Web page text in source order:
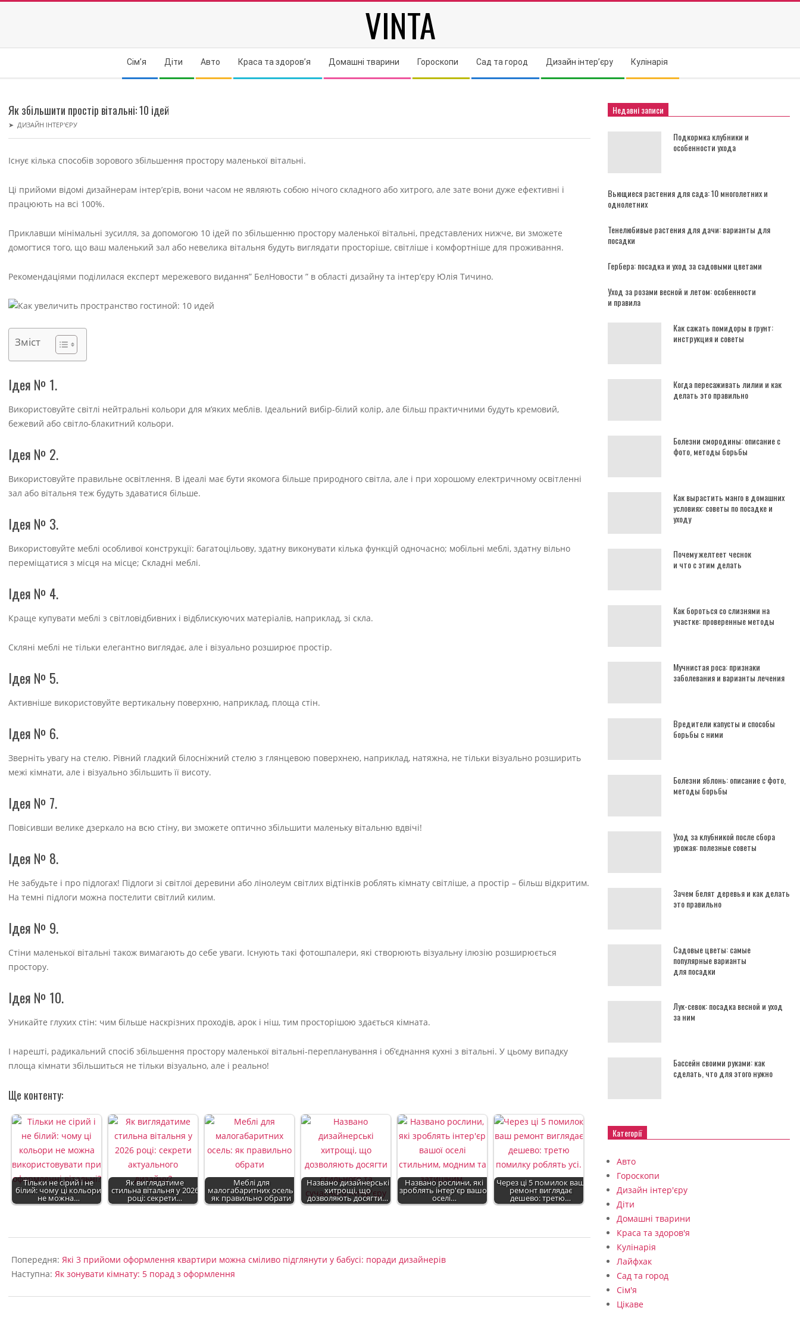
VINTA
Сім’я Діти Авто Краса та здоров’я Домашні тварини Гороскопи Сад та город Дизайн інтер’єру Кулінарія
Як збільшити простір вітальні: 10 ідей
➤ ДИЗАЙН ІНТЕР'ЄРУ
Існує кілька способів зорового збільшення простору маленької вітальні.
Ці прийоми відомі дизайнерам інтер’єрів, вони часом не являють собою нічого складного або хитрого, але зате вони дуже ефективні і
працюють на всі 100%.
Приклавши мінімальні зусилля, за допомогою 10 ідей по збільшенню простору маленької вітальні, представлених нижче, ви зможете
домогтися того, що ваш маленький зал або невелика вітальня будуть виглядати просторіше, світліше і комфортніше для проживання.
Рекомендаціями поділилася експерт мережевого видання” БелНовости ” в області дизайну та інтер’єру Юлія Тичино.
Зміст
Ідея № 1.
Використовуйте світлі нейтральні кольори для м’яких меблів. Ідеальний вибір-білий колір, але більш практичними будуть кремовий,
бежевий або світло-блакитний кольори.
Ідея № 2.
Використовуйте правильне освітлення. В ідеалі має бути якомога більше природного світла, але і при хорошому електричному освітленні
зал або вітальня теж будуть здаватися більше.
Ідея № 3.
Використовуйте меблі особливої конструкції: багатоцільову, здатну виконувати кілька функцій одночасно; мобільні меблі, здатну вільно
переміщатися з місця на місце; Складні меблі.
Ідея № 4.
Краще купувати меблі з світловідбивних і відблискуючих матеріалів, наприклад, зі скла.
Скляні меблі не тільки елегантно виглядає, але і візуально розширює простір.
Ідея № 5.
Активніше використовуйте вертикальну поверхню, наприклад, площа стін.
Ідея № 6.
Зверніть увагу на стелю. Рівний гладкий білосніжний стелю з глянцевою поверхнею, наприклад, натяжна, не тільки візуально розширить
межі кімнати, але і візуально збільшить її висоту.
Ідея № 7.
Повісивши велике дзеркало на всю стіну, ви зможете оптично збільшити маленьку вітальню вдвічі!
Ідея № 8.
Не забудьте і про підлогах! Підлоги зі світлої деревини або лінолеум світлих відтінків роблять кімнату світліше, а простір – більш відкритим.
На темні підлоги можна постелити світлий килим.
Ідея № 9.
Стіни маленької вітальні також вимагають до себе уваги. Існують такі фотошпалери, які створюють візуальну ілюзію розширюється
простору.
Ідея № 10.
Уникайте глухих стін: чим більше наскрізних проходів, арок і ніш, тим просторішою здається кімната.
І нарешті, радикальний спосіб збільшення простору маленької вітальні-перепланування і об’єднання кухні з вітальні. У цьому випадку
площа кімнати збільшиться не тільки візуально, але і реально!
Ще контенту:
Тільки не сірий і не
білий: чому ці кольори
не можна…
Як виглядатиме
стильна вітальня у 2026
році: секрети…
Меблі для
малогабаритних осель:
як правильно обрати
Названо дизайнерські
хитрощі, що
дозволяють досягти…
Названо рослини, які
зроблять інтер'єр вашої
оселі…
Через ці 5 помилок ваш
ремонт виглядає
дешево: третю…
09-
04
Попередня: Які 3 прийоми оформлення квартири можна сміливо підглянути у бабусі: поради дизайнерів
Наступна: Як зонувати кімнату: 5 порад з оформлення
Недавні записи
Подкормка клубники и
особенности ухода
Вьющиеся растения для сада: 10 многолетних и
однолетних
Тенелюбивые растения для дачи: варианты для
посадки
Гербера: посадка и уход за садовыми цветами
Уход за розами весной и летом: особенности
и правила
Как сажать помидоры в грунт:
инструкция и советы
Когда пересаживать лилии и как
делать это правильно
Болезни смородины: описание с
фото, методы борьбы
Как вырастить манго в домашних
условиях: советы по посадке и
уходу
Почему желтеет чеснок
и что с этим делать
Как бороться со слизнями на
участке: проверенные методы
Мучнистая роса: признаки
заболевания и варианты лечения
Вредители капусты и способы
борьбы с ними
Болезни яблонь: описание с фото,
методы борьбы
Уход за клубникой после сбора
урожая: полезные советы
Зачем белят деревья и как делать
это правильно
Садовые цветы: самые
популярные варианты
для посадки
Лук-севок: посадка весной и уход
за ним
Бассейн своими руками: как
сделать, что для этого нужно
Категорії
Авто
Гороскопи
Дизайн інтер'єру
Діти
Домашні тварини
Краса та здоров'я
Кулінарія
Лайфхак
Сад та город
Сім'я
Цікаве